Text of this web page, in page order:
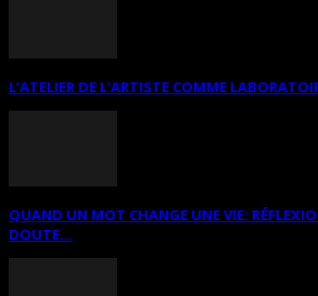
L’ATELIER DE L’ARTISTE COMME
QUAND UN MOT CHANGE UNE VIE:
DOUTE...